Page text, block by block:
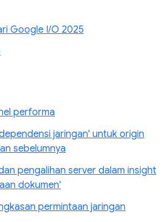
Google I/O 2025
performa
jaringan' untuk origin
sebelumnya
pengalihan server dalam insight
dokumen'
permintaan jaringan